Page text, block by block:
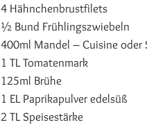
4 Hähnchenbrustfilets
½ Bund Frühlingszwiebeln
400ml Mandel – Cuisine oder
1 TL Tomatenmark
125ml Brühe
1 EL Paprikapulver edelsüß
2 TL Speisestärke